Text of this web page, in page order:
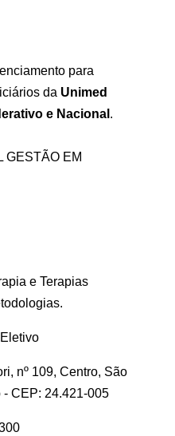
para
da Unimed
e Nacional .
GESTÃO EM
e Terapias
Eletivo
nº 109, Centro, São
CEP: 24.421-005